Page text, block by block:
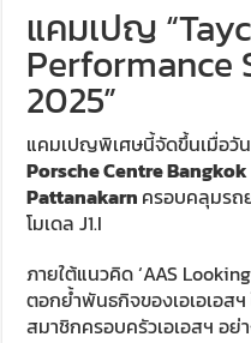
แคมเปญ
Performance
2025”
แคมเปญพิเศษนี้จัดขึ้นเมื่อวั
Porsche Centre Bangkok
Pattanakarn ครอบคลุมรถ
โมเดล J1.I
ภายใต้แนวคิด ‘AAS
ตอกย้ำพันธกิจของเอเอเอ
สมาชิกครอบครัวเอเอสฯ อย่